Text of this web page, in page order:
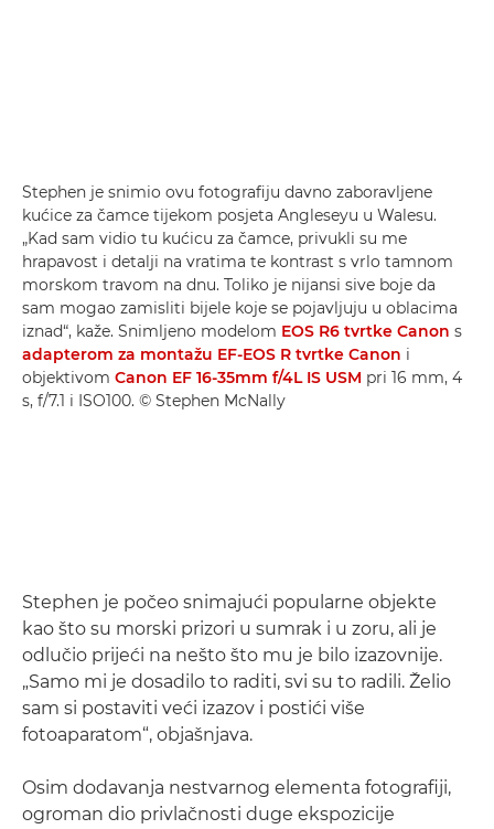
Stephen je snimio ovu fotografiju davno zaboravljene
kućice za čamce tijekom posjeta Angleseyu u Walesu.
„Kad sam vidio tu kućicu za čamce, privukli su me
hrapavost i detalji na vratima te kontrast s vrlo tamnom
morskom travom na dnu. Toliko je nijansi sive boje da
sam mogao zamisliti bijele koje se pojavljuju u oblacima
iznad“, kaže. Snimljeno modelom EOS R6 tvrtke Canon s
adapterom za montažu EF-EOS R tvrtke Canon i
objektivom Canon EF 16-35mm f/4L IS USM pri 16 mm, 4
s, f/7.1 i ISO100. © Stephen McNally
Stephen je počeo snimajući popularne objekte
kao što su morski prizori u sumrak i u zoru, ali je
odlučio prijeći na nešto što mu je bilo izazovnije.
„Samo mi je dosadilo to raditi, svi su to radili. Želio
sam si postaviti veći izazov i postići više
fotoaparatom“, objašnjava.
Osim dodavanja nestvarnog elementa fotografiji,
ogroman dio privlačnosti duge ekspozicije